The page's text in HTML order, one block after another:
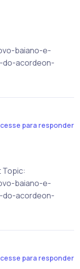
baiano-e-
acordeon-
para responder
Topic:
baiano-e-
acordeon-
para responder